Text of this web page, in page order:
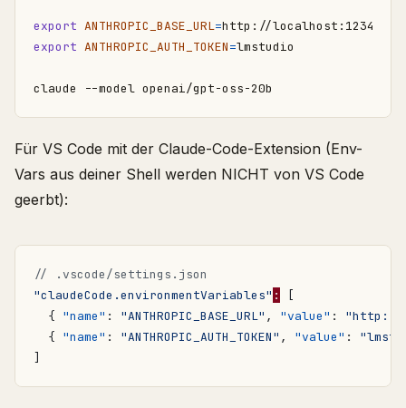
export ANTHROPIC_BASE_URL=
export ANTHROPIC_AUTH_TOKEN=
Für VS Code mit der Claude-Code-Extension (Env-
Vars aus deiner Shell werden NICHT von VS Code
geerbt):
"claudeCode.environmentVariables" :
[
{ "name" : "ANTHROPIC_BASE_URL" , "value" :
"http://
{ "name" : "ANTHROPIC_AUTH_TOKEN" , "value" :
]